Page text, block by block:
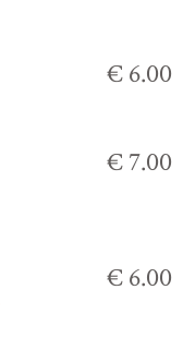
€ 6.00
€ 7.00
€ 6.00